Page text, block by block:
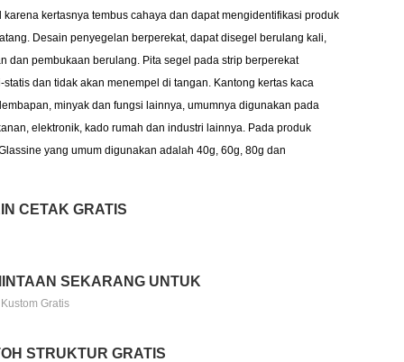
karena kertasnya tembus cahaya dan dapat mengidentifikasi produk
Desain penyegelan berperekat, dapat disegel berulang kali,
dan pembukaan berulang. Pita segel pada strip berperekat
dan tidak akan menempel di tangan. Kantong kertas kaca
minyak dan fungsi lainnya, umumnya digunakan pada
elektronik, kado rumah dan industri lainnya. Pada produk
yang umum digunakan adalah 40g, 60g, 80g dan
CETAK GRATIS
SEKARANG UNTUK
Gratis
STRUKTUR GRATIS